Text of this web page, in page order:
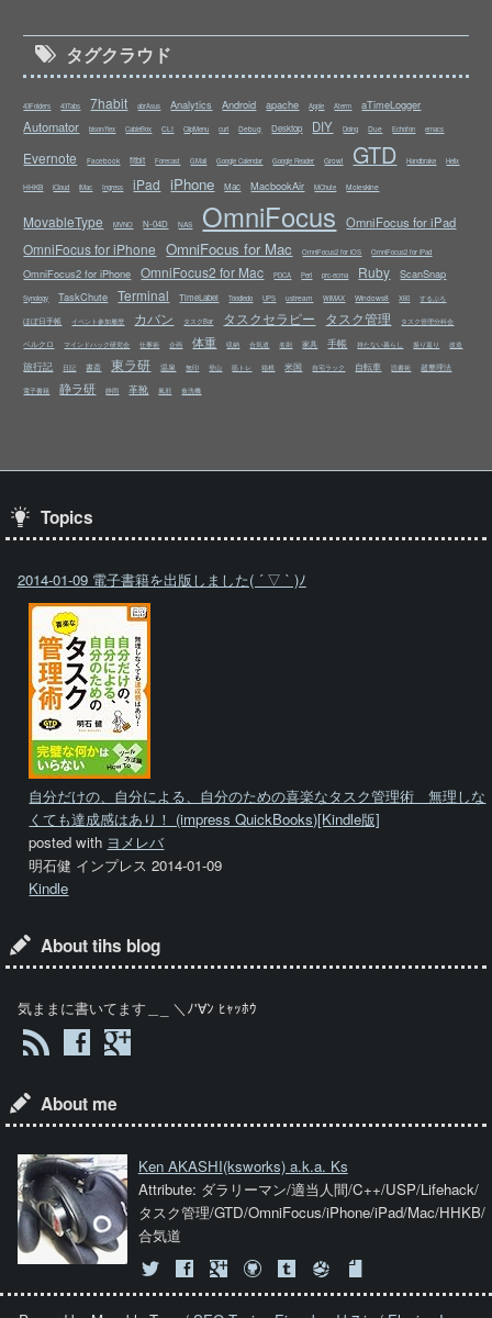
タグクラウド
43Folders 43Tabs 7habit abrAsus Analytics Android apache Apple Aterm aTimeLogger
Automator bison/flex CableBox CLI ClipMenu curl Debug Desktop DIY Doing Due Echofon emacs
Evernote Facebook fitbit Forecast GMail Google Calendar Google Reader Growl GTD Handbrake Helix
HHKB iCloud iMac Ingress iPad iPhone Mac MacbookAir MChute Moleskine
MovableType MVNO N-04D NAS OmniFocus OmniFocus for iPad
OmniFocus for iPhone OmniFocus for Mac OmniFocus2 for iOS OmniFocus2 for iPad
OmniFocus2 for iPhone OmniFocus2 for Mac PDCA Perl prc-ecma Ruby ScanSnap
Synology TaskChute Terminal TimeLabel Toodledo UPS ustream WiMAX Windows8 X60 するぷろ
ほぼ日手帳 イベント参加履歴 カバン タスクBar タスクセラピー タスク管理 タスク管理分科会
ベルクロ マインドハック研究会 仕事術 企画 体重 収納 合気道 名刺 家具 手帳 持たない暮らし 振り返り 改造
旅行記 日記 書斎 東ラ研 温泉 無印 登山 筋トレ 箱根 米国 自宅ラック 自転車 読書術 超整理法
電子書籍 静ラ研 静岡 革靴 風邪 食洗機
Topics
2014-01-09 電子書籍を出版しました( ´ ▽ ` )ﾉ
自分だけの、自分による、自分のための喜楽なタスク管理術 無理しな
くても達成感はあり！ (impress QuickBooks)[Kindle版]
posted with ヨメレバ
明石健 インプレス 2014-01-09
Kindle
About tihs blog
気ままに書いてます＿_ ＼ﾉ'∀ﾝ ﾋｬｯﾎｳ
About me
Ken AKASHI(ksworks) a.k.a. Ks
Attribute: ダラリーマン/適当人間/C++/USP/Lifehack/
タスク管理/GTD/OmniFocus/iPhone/iPad/Mac/HHKB/
合気道